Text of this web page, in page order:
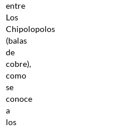
entre
Los
Chipolopolos
(balas
de
cobre),
como
se
conoce
a
los